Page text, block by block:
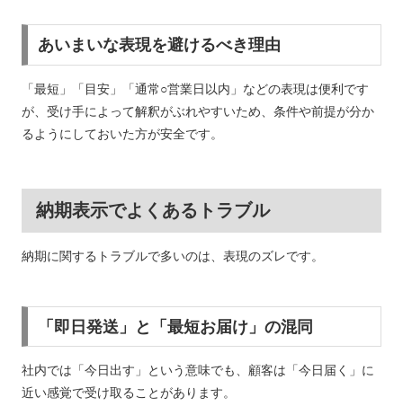
あいまいな表現を避けるべき理由
「最短」「目安」「通常○営業日以内」などの表現は便利です
が、受け手によって解釈がぶれやすいため、条件や前提が分か
るようにしておいた方が安全です。
納期表示でよくあるトラブル
納期に関するトラブルで多いのは、表現のズレです。
「即日発送」と「最短お届け」の混同
社内では「今日出す」という意味でも、顧客は「今日届く」に
近い感覚で受け取ることがあります。